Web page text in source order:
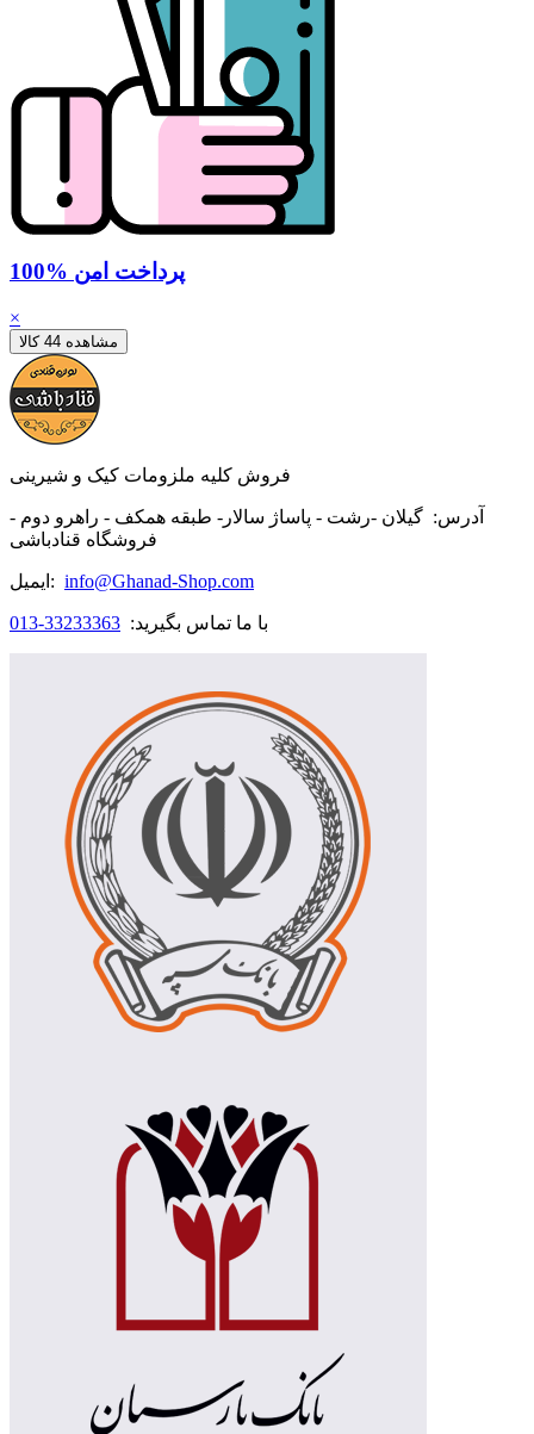
100% پرداخت امن
×
مشاهده 44 کالا
فروش کلیه ملزومات کیک و شیرینی
آدرس: گیلان -رشت - پاساژ سالار- طبقه همکف - راهرو دوم -
فروشگاه قنادباشی
ایمیل: info@Ghanad-Shop.com
با ما تماس بگیرید: 33233363-013